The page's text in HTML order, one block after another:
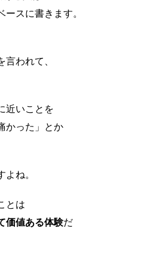
ースに書きます。
言われて、
近いことを
かった」とか
ね。
とは
価値ある体験だ